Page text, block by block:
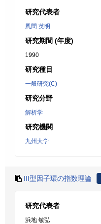
研究代表者
風間 英明
研究期間 (年度)
1990
研究種目
一般研究(C)
研究分野
解析学
研究機関
九州大学
III型因子環の指数理論
研究代表者
浜地 敏弘